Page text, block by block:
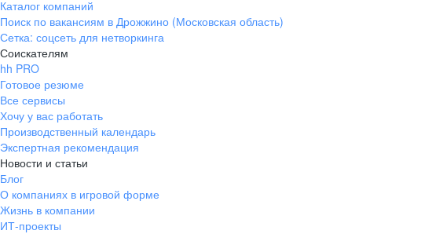
Каталог компаний
Поиск по вакансиям в Дрожжино (Московская область)
Сетка: соцсеть для нетворкинга
Соискателям
hh PRO
Готовое резюме
Все сервисы
Хочу у вас работать
Производственный календарь
Экспертная рекомендация
Новости и статьи
Блог
О компаниях в игровой форме
Жизнь в компании
ИТ-проекты